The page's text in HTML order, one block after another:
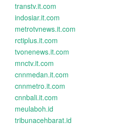
transtv.it.com
indosiar.it.com
metrotvnews.it.com
rctiplus.it.com
tvonenews.it.com
mnctv.it.com
cnnmedan.it.com
cnnmetro.it.com
cnnbali.it.com
meulaboh.id
tribunacehbarat.id